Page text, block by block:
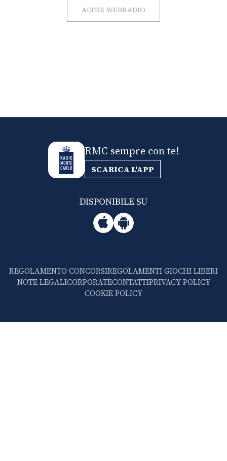
ALTRE WEBRADIO
RMC sempre con te!
SCARICA L'APP
DISPONIBILE SU
REGOLAMENTO CONCORSIREGOLAMENTI GIOCHI LIBERI
NOTE LEGALICORPORATECONTATTIPRIVACY POLICY
COOKIE POLICY